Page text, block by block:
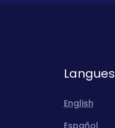
Langues
English
Español